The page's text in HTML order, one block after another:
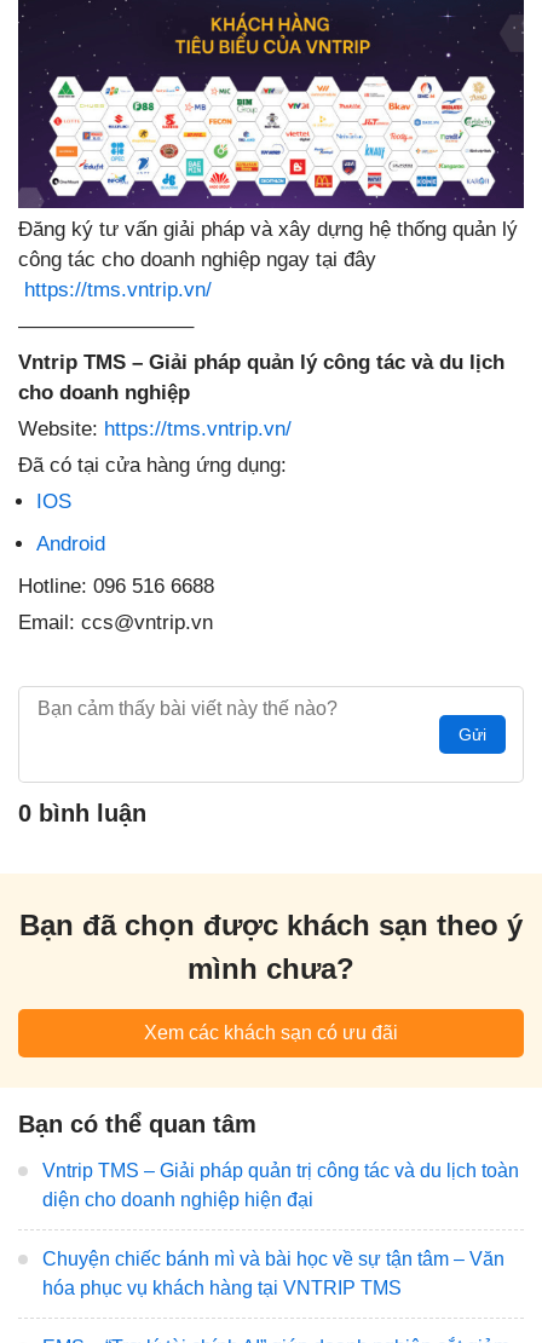
Đăng ký tư vấn giải pháp và xây dựng hệ thống quản lý
công tác cho doanh nghiệp ngay tại đây
https://tms.vntrip.vn/
————————–
Vntrip TMS – Giải pháp quản lý công tác và du lịch
cho doanh nghiệp
Website: https://tms.vntrip.vn/
Đã có tại cửa hàng ứng dụng:
IOS
Android
Hotline: 096 516 6688
Email: ccs@vntrip.vn
Gửi
0 bình luận
Bạn đã chọn được khách sạn theo ý
mình chưa?
Xem các khách sạn có ưu đãi
Bạn có thể quan tâm
Vntrip TMS – Giải pháp quản trị công tác và du lịch toàn
diện cho doanh nghiệp hiện đại
Chuyện chiếc bánh mì và bài học về sự tận tâm – Văn
hóa phục vụ khách hàng tại VNTRIP TMS